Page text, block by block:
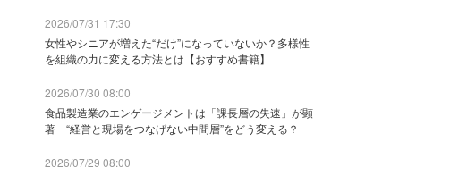
2026/07/31 17:30
女性やシニアが増えた“だけ”になっていないか？多様性
を組織の力に変える方法とは【おすすめ書籍】
2026/07/30 08:00
食品製造業のエンゲージメントは「課長層の失速」が顕
著 “経営と現場をつなげない中間層”をどう変える？
2026/07/29 08:00